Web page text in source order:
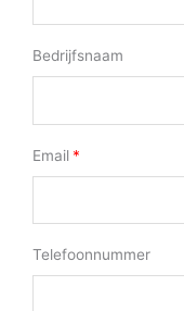
Bedrijfsnaam
Email
Telefoonnummer